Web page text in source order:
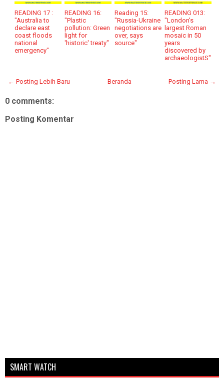
READING 17 :
"Australia to
declare east
coast floods
national
emergency"
READING 16:
"Plastic
pollution: Green
light for
'historic' treaty"
Reading 15:
"Russia-Ukraine
negotiations are
over, says
source"
READING 013:
"London's
largest Roman
mosaic in 50
years
discovered by
archaeologistS"
← Posting Lebih Baru Posting Lama →
Beranda
0 comments:
Posting Komentar
SMART WATCH